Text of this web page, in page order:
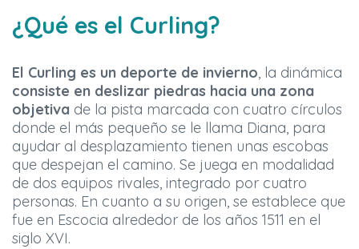
¿Qué es el Curling?
El Curling es un deporte de invierno, la dinámica
consiste en deslizar piedras hacia una zona
objetiva de la pista marcada con cuatro círculos
donde el más pequeño se le llama Diana, para
ayudar al desplazamiento tienen unas escobas
que despejan el camino. Se juega en modalidad
de dos equipos rivales, integrado por cuatro
personas. En cuanto a su origen, se establece que
fue en Escocia alrededor de los años 1511 en el
siglo XVI.